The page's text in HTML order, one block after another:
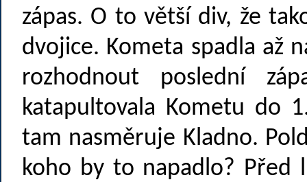
zápas. O to větší div, že
dvojice. Kometa spadla až
rozhodnout poslední
katapultovala Kometu do
tam nasměruje Kladno.
koho by to napadlo? Před